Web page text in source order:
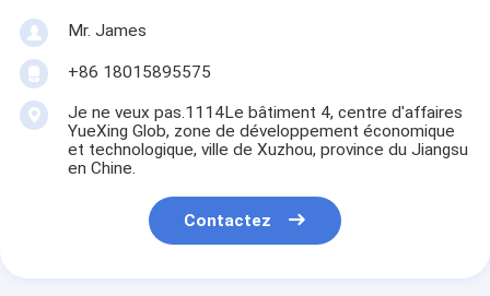
Mr. James
+86 18015895575
Je ne veux pas.1114Le bâtiment 4, centre d'affaires
YueXing Glob, zone de développement économique
et technologique, ville de Xuzhou, province du Jiangsu
en Chine.
Contactez